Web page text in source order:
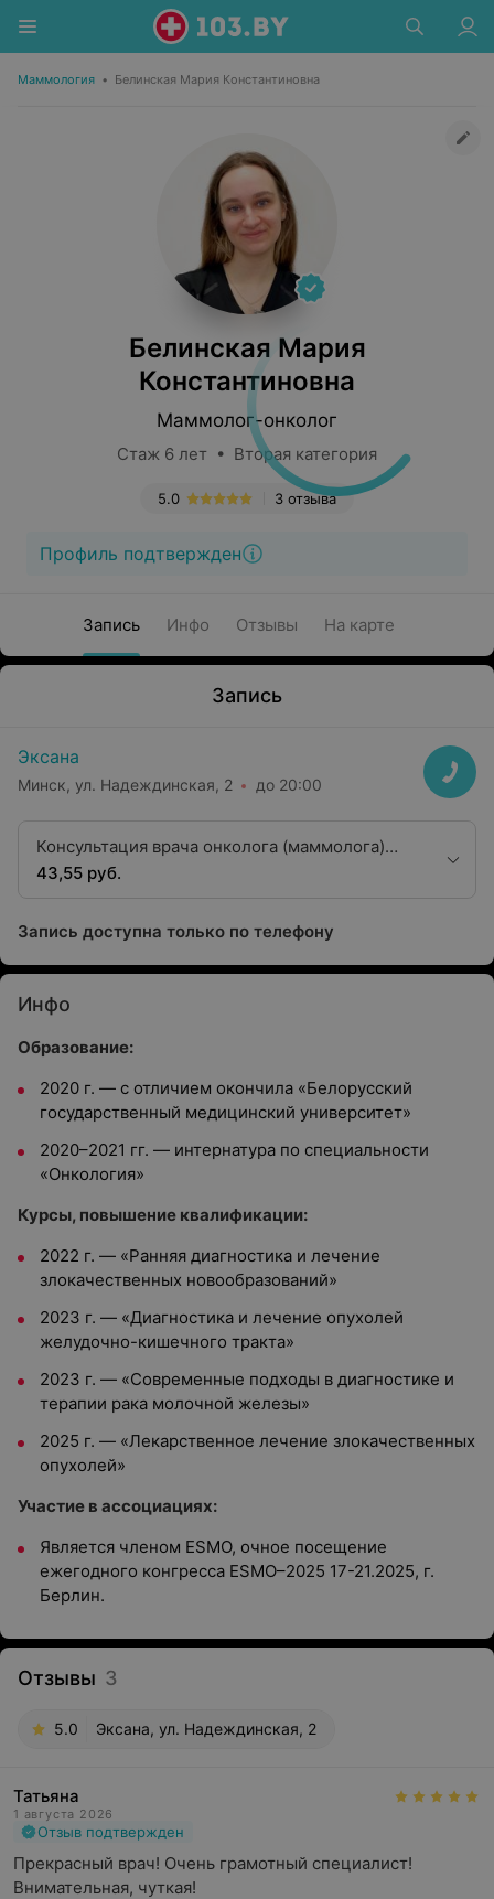
Маммология • Белинская Мария Константиновна
Белинская Мария
Константиновна
Маммолог-онколог
Стаж 6 лет • Вторая категория
3 отзыва
5.0
Профиль подтвержден
Запись Инфо Отзывы На карте
Запись
Эксана
Минск, ул. Надеждинская, 2 до 20:00
Консультация врача онколога (маммолога)
второй квалификационной категории
43,55 руб.
Запись доступна только по телефону
Инфо
Образование:
2020 г. — с отличием окончила «Белорусский
государственный медицинский университет»
2020–2021 гг. — интернатура по специальности
«Онкология»
Курсы, повышение квалификации:
2022 г. — «Ранняя диагностика и лечение
злокачественных новообразований»
2023 г. — «Диагностика и лечение опухолей
желудочно-кишечного тракта»
2023 г. — «Современные подходы в диагностике и
терапии рака молочной железы»
2025 г. — «Лекарственное лечение злокачественных
опухолей»
Участие в ассоциациях:
Является членом ESMO, очное посещение
ежегодного конгресса ESMO–2025 17-21.2025, г.
Берлин.
Отзывы 3
5.0 Эксана, ул. Надеждинская, 2
Татьяна
1 августа 2026
Отзыв подтвержден
Прекрасный врач! Очень грамотный специалист!
Внимательная, чуткая!